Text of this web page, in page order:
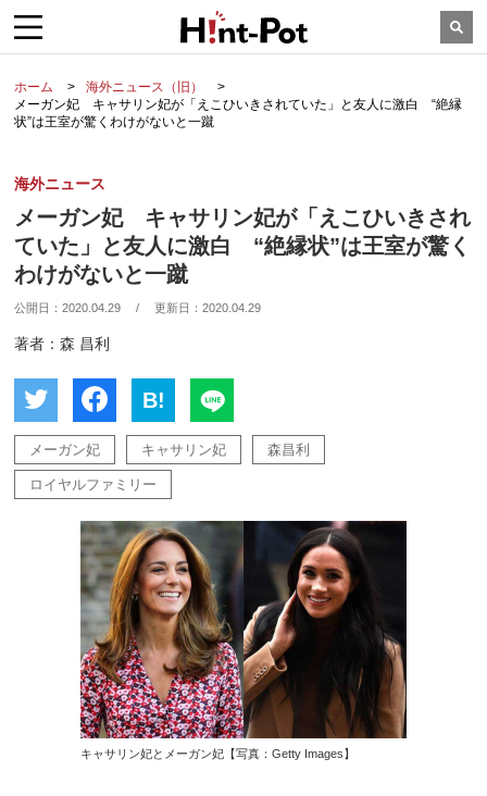
ホーム
海外ニュース（旧）
メーガン妃 キャサリン妃が「えこひいきされていた」と友人に激白 “絶縁
状”は王室が驚くわけがないと一蹴
海外ニュース
メーガン妃 キャサリン妃が「えこひいきされ
ていた」と友人に激白 “絶縁状”は王室が驚く
わけがないと一蹴
公開日：2020.04.29 / 更新日：2020.04.29
著者：森 昌利
B!
メーガン妃 キャサリン妃 森昌利
ロイヤルファミリー
キャサリン妃とメーガン妃【写真：Getty Images】